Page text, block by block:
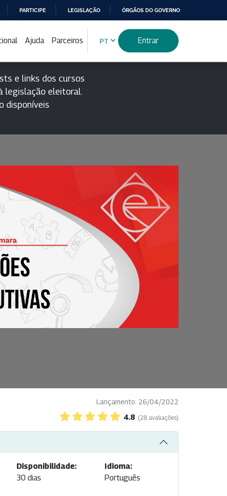
PARTICIPE LEGISLAÇÃO ÓRGÃOS DO GOVERNO
Ajuda Parceiros PT Entrar
e links dos cursos
legislação eleitoral.
disponíveis
Lançamento: 26/04/2022
4.8 (28 avaliações)
Disponibilidade:
30 dias
Idioma:
Português